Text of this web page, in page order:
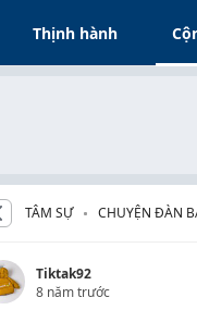
Thịnh hành
TÂM SỰ CHUYỆN ĐÀN
Tiktak92
8 năm trước